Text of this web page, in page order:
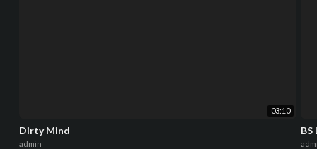
03:10
Dirty Mind
admin
BS